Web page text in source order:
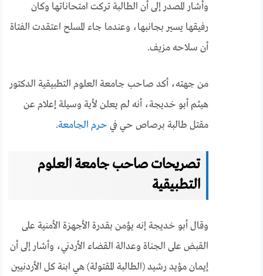
وأشار المصدر إلى أن الطالبة تركت امتحاناتها وكان
رفيقها يسير بجانبها، وعندما جاء المسلح اعتقدت الفتاة
أن سلاحه مزيف.
من جهته، أكد صاحب جامعة العلوم التطبيقية الدكتور
هيثم أبو خديجة، أنه لم يعلن لأية وسيلة إعلام عن
مقتل طالبة برصاص حي في حرم الجامعة.
تصريحات صاحب جامعة العلوم
التطبيقية
وقال أبو خديجة إنه يؤمن بقدرة الأجهزة الأمنية على
القبض على الجناة وعدالة القضاء الأردني، وأشار إلى أن
إيمان مؤيد رشيد (الطالبة المقتولة) هي ابنة كل الأردنيين